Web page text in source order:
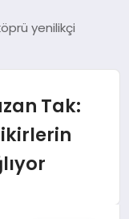
yenilikçi
Tak: